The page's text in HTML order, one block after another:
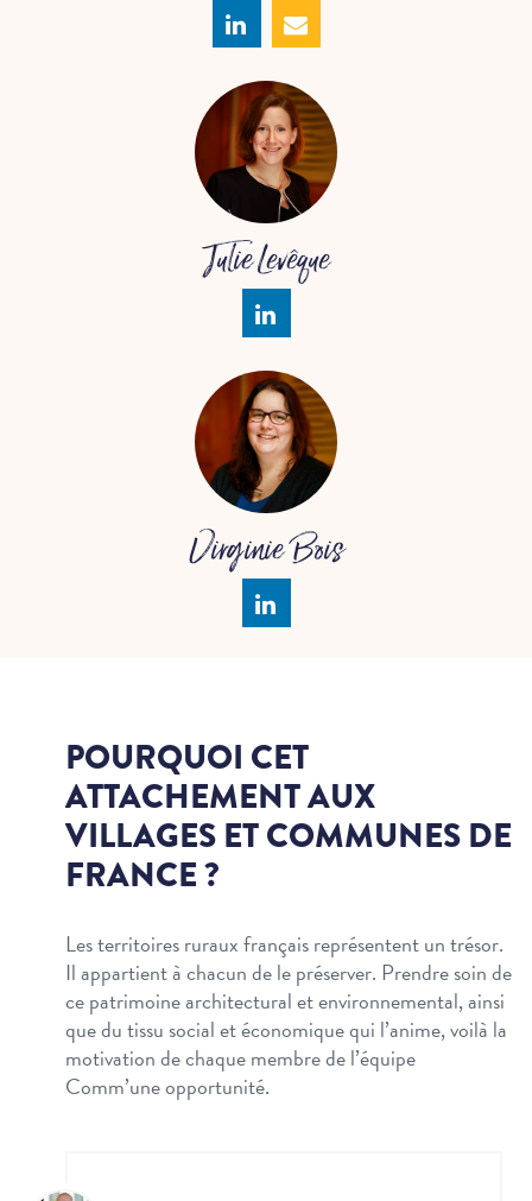
Julie Levêque
Virginie Bois
POURQUOI CET
ATTACHEMENTAUX
VILLAGES ET COMMUNES DE
FRANCE ?
Les territoires ruraux français représentent un trésor.
Il appartient à chacun de le préserver. Prendre soin de
ce patrimoine architectural et environnemental, ainsi
que du tissu social et économique qui l’anime, voilà la
motivation de chaque membre de l’équipe
Comm’une opportunité.